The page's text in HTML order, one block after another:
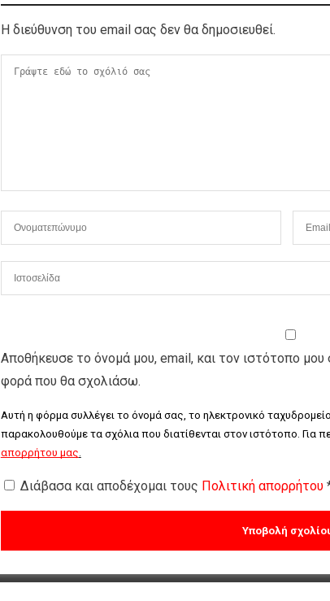
Η διεύθυνση του email σας δεν θα δημοσιευθεί.
Αποθήκευσε το όνομά μου, email, και τον ιστότοπο
φορά που θα σχολιάσω.
Αυτή η φόρμα συλλέγει το όνομά σας, το ηλεκτρονικό
παρακολουθούμε τα σχόλια που διατίθενται στον ιστότοπο. Για
απορρήτου μας.
Διάβασα και αποδέχομαι τους Πολιτική απορρήτου